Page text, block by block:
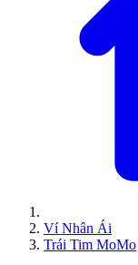
Ví Nhân Ái
Trái Tim MoMo